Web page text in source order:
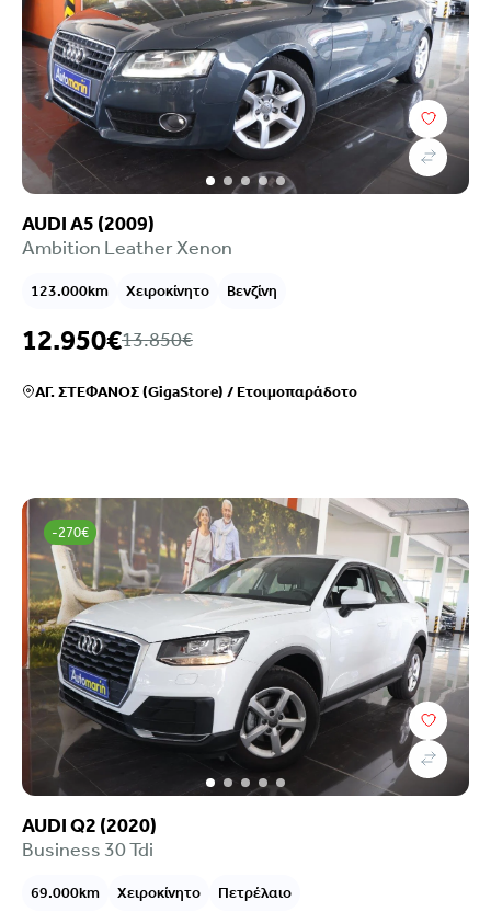
AUDI A5 (2009)
Ambition Leather Xenon
123.000km Χειροκίνητο Βενζίνη
12.950€13.850€
ΑΓ. ΣΤΕΦΑΝΟΣ (GigaStore) /Ετοιμοπαράδοτο
-270€
AUDI Q2 (2020)
Business 30 Tdi
69.000km Χειροκίνητο Πετρέλαιο